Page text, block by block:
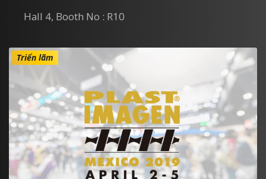
Hall 4, Booth No : R10
Triển lãm